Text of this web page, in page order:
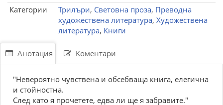
Категории
Трилъри, Световна проза, Преводна
художествена литература, Художествена
литература, Книги
Анотация Коментари
"Невероятно чувствена и обсебваща книга, елегична
и стойностна.
След като я прочетете, едва ли ще я забравите."